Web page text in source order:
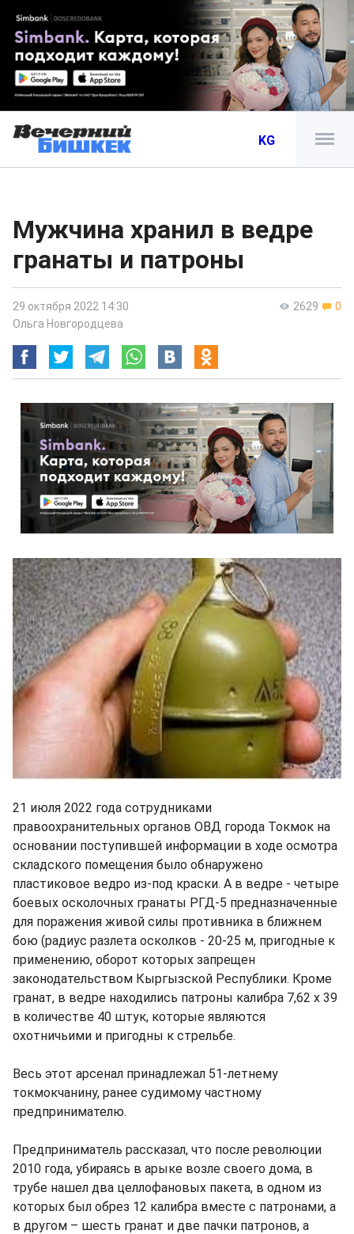
KG
Мужчина хранил в ведре
гранаты и патроны
2629 0
29 октября 2022 14:30
Ольга Новгородцева
21 июля 2022 года сотрудниками
правоохранительных органов ОВД города Токмок на
основании поступившей информации в ходе осмотра
складского помещения было обнаружено
пластиковое ведро из-под краски. А в ведре - четыре
боевых осколочных гранаты РГД-5 предназначенные
для поражения живой силы противника в ближнем
бою (радиус разлета осколков - 20-25 м, пригодные к
применению, оборот которых запрещен
законодательством Кыргызской Республики. Кроме
гранат, в ведре находились патроны калибра 7,62 х 39
в количестве 40 штук, которые являются
охотничьими и пригодны к стрельбе.
Весь этот арсенал принадлежал 51-летнему
токмокчанину, ранее судимому частному
предпринимателю.
Предприниматель рассказал, что после революции
2010 года, убираясь в арыке возле своего дома, в
трубе нашел два целлофановых пакета, в одном из
которых был обрез 12 калибра вместе с патронами, а
в другом – шесть гранат и две пачки патронов, а